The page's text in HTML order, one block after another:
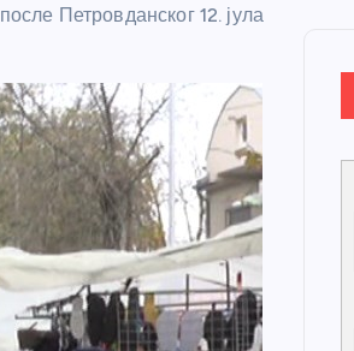
Петровданског 12. јула